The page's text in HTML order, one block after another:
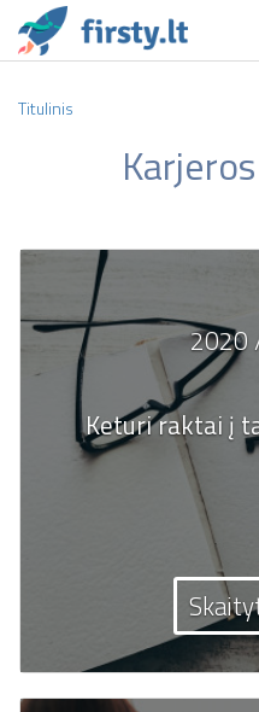
Titulinis
2020
Keturi raktai į